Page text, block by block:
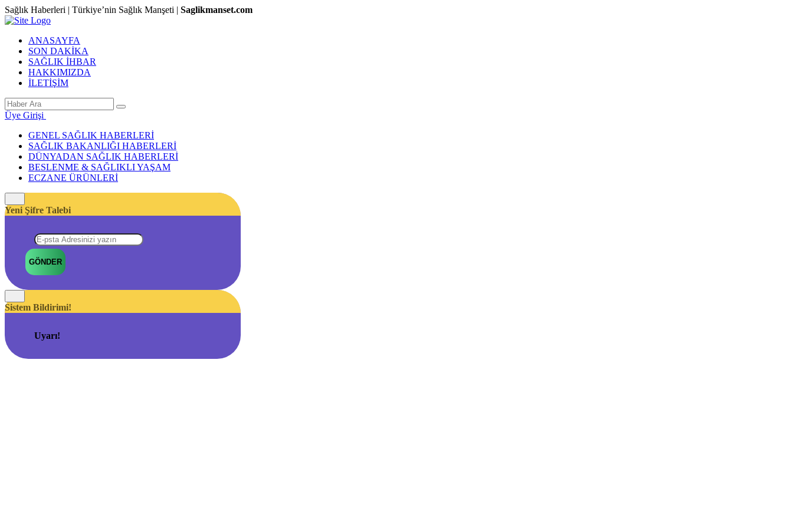
Sağlık Haberleri | Türkiye’nin Sağlık Manşeti | Saglikmanset.com
ANASAYFA
SON DAKİKA
SAĞLIK İHBAR
HAKKIMIZDA
İLETİŞİM
Üye Girişi
GENEL SAĞLIK HABERLERİ
SAĞLIK BAKANLIĞI HABERLERİ
DÜNYADAN SAĞLIK HABERLERİ
BESLENME & SAĞLIKLI YAŞAM
ECZANE ÜRÜNLERİ
Yeni Şifre Talebi
GÖNDER
Sistem Bildirimi!
Uyarı!